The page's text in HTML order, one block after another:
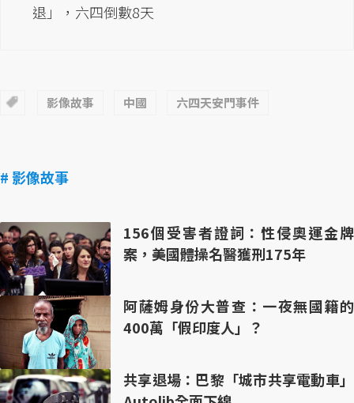
退」，六四倒數8天
影像故事 中國 六四天安門事件
# 影像故事
156個受害者證詞：性侵奧運金牌
案，美國體操名醫獲刑175年
阿薩姆身份大普查：一夜無國籍的
400萬「假印度人」？
共享退場：巴黎「城市共享電動車」